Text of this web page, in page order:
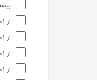
بیشتر
از 401 باب تا 500 باب
از 301 باب تا 400 باب
از 201 باب تا 300 باب
از 101 باب تا 200 باب